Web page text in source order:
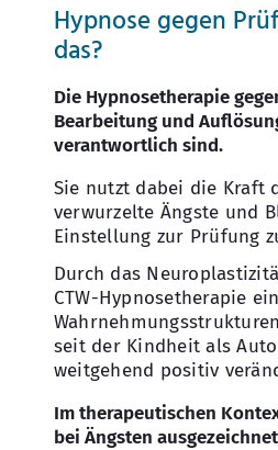
Hypnose gegen
das?
Die Hypnosetherapie
Bearbeitung und
verantwortlich sind.
Sie nutzt dabei die Kraft
verwurzelte Ängste und
Einstellung zur Prüfung
Durch das
CTW-Hypnosetherapie
seit der Kindheit als
weitgehend positiv
Im therapeutischen
bei Ängsten